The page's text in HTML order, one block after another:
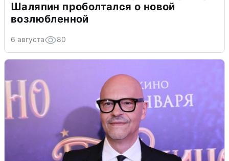
Шаляпин проболтался о новой
возлюбленной
6 августа 80